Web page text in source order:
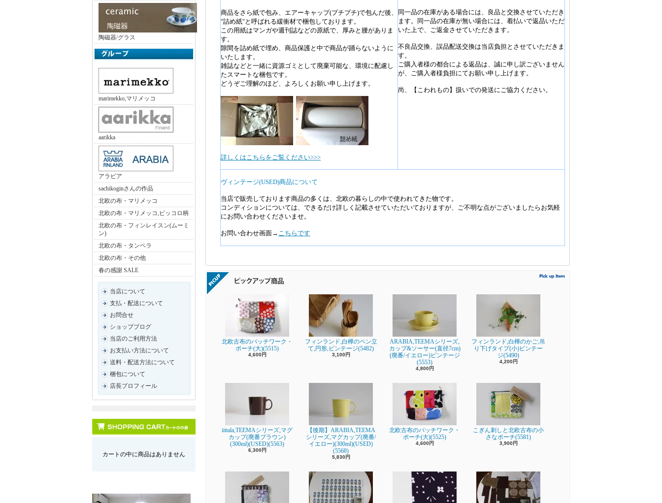
陶磁器/グラス
marimekko,マリメッコ
aarikka
アラビア
sachikoginさんの作品
北欧の布・マリメッコ
北欧の布・マリメッコ,ピッコロ柄
北欧の布・フィンレイスン(ムーミ
ン)
北欧の布・タンペラ
北欧の布・その他
春の感謝 SALE
当店について
支払・配送について
お問合せ
ショップブログ
当店のご利用方法
お支払い方法について
送料・配送方法について
梱包について
店長プロフィール
カートの中に商品はありません
商品をさら紙で包み、エアーキャップ(プチプチ)で包んだ後、
"詰め紙"と呼ばれる緩衝材で梱包しております。
この用紙はマンガや週刊誌などの原紙で、厚みと腰がありま
す。
隙間を詰め紙で埋め、商品保護と中で商品が踊らないように
いたします。
雑誌などと一緒に資源ゴミとして廃棄可能な、環境に配慮し
たスマートな梱包です。
どうぞご理解のほど、よろしくお願い申し上げます。
詳しくはこちらをご覧ください>>>
同一品の在庫がある場合には、良品と交換させていただき
ます。同一品の在庫が無い場合には、着払いで返品いただ
いた上で、ご返金させていただきます。
不良品交換、誤品配送交換は当店負担とさせていただきま
す。
ご購入者様の都合による返品は、誠に申し訳ございません
が、ご購入者様負担にてお願い申し上げます。
尚、【こわれもの】扱いでの発送にご協力ください。
ヴィンテージ(USED)商品について
当店で販売しております商品の多くは、北欧の暮らしの中で使われてきた物です。
コンディションについては、できるだけ詳しく記載させていただいておりますが、ご不明な点がございましたらお気軽
にお問い合わせくださいませ。
お問い合わせ画面→ こちらです
北欧古布のパッチワーク・
ポーチ(大)(5515)
4,600円
フィンランド,白樺のペン立
て,円形,ビンテージ(5482)
3,100円
ARABIA,TEEMAシリーズ,
カップ&ソーサー(直径7cm)
(廃番/イエロー)ビンテージ
(5553)
4,800円
フィンランド,白樺のかご,吊
り下げタイプ(小)ビンテー
ジ(5490)
4,200円
iittala,TEEMAシリーズ,マグ
カップ(廃番ブラウン)
(300ml)(USED)(5563)
6,300円
【後期】ARABIA,TEEMA
シリーズ,マグカップ(廃番/
イエロー)(300ml)(USED)
(5568)
5,830円
北欧古布のパッチワーク・
ポーチ(大)(5525)
4,600円
こぎん刺しと北欧古布の小
さなポーチ(5581)
3,900円